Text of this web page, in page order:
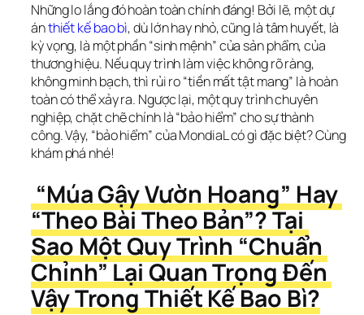
Những lo lắng đó hoàn toàn chính đáng! Bởi lẽ, một dự
án thiết kế bao bì, dù lớn hay nhỏ, cũng là tâm huyết, là
kỳ vọng, là một phần “sinh mệnh” của sản phẩm, của
thương hiệu. Nếu quy trình làm việc không rõ ràng,
không minh bạch, thì rủi ro “tiền mất tật mang” là hoàn
toàn có thể xảy ra. Ngược lại, một quy trình chuyên
nghiệp, chặt chẽ chính là “bảo hiểm” cho sự thành
công. Vậy, “bảo hiểm” của MondiaL có gì đặc biệt? Cùng
khám phá nhé!
“Theo Bài Theo Bản”? Tại
Sao Một Quy Trình “Chuẩn
Chỉnh” Lại Quan Trọng Đến
Vậy Trong Thiết Kế Bao Bì?